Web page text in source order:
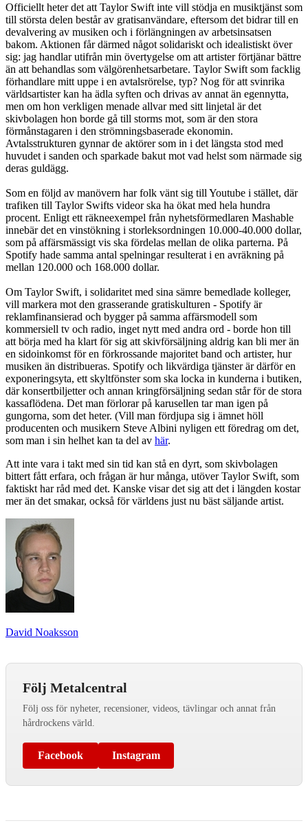
Officiellt heter det att Taylor Swift inte vill stödja en musiktjänst som
till största delen består av gratisanvändare, eftersom det bidrar till en
devalvering av musiken och i förlängningen av arbetsinsatsen
bakom. Aktionen får därmed något solidariskt och idealistiskt över
sig: jag handlar utifrån min övertygelse om att artister förtjänar bättre
än att behandlas som välgörenhetsarbetare. Taylor Swift som facklig
förhandlare mitt uppe i en avtalsrörelse, typ? Nog för att svinrika
världsartister kan ha ädla syften och drivas av annat än egennytta,
men om hon verkligen menade allvar med sitt linjetal är det
skivbolagen hon borde gå till storms mot, som är den stora
förmånstagaren i den strömningsbaserade ekonomin.
Avtalsstrukturen gynnar de aktörer som in i det längsta stod med
huvudet i sanden och sparkade bakut mot vad helst som närmade sig
deras guldägg.
Som en följd av manövern har folk vänt sig till Youtube i stället, där
trafiken till Taylor Swifts videor ska ha ökat med hela hundra
procent. Enligt ett räkneexempel från nyhetsförmedlaren Mashable
innebär det en vinstökning i storleksordningen 10.000-40.000 dollar,
som på affärsmässigt vis ska fördelas mellan de olika parterna. På
Spotify hade samma antal spelningar resulterat i en avräkning på
mellan 120.000 och 168.000 dollar.
Om Taylor Swift, i solidaritet med sina sämre bemedlade kolleger,
vill markera mot den grasserande gratiskulturen - Spotify är
reklamfinansierad och bygger på samma affärsmodell som
kommersiell tv och radio, inget nytt med andra ord - borde hon till
att börja med ha klart för sig att skivförsäljning aldrig kan bli mer än
en sidoinkomst för en förkrossande majoritet band och artister, hur
musiken än distribueras. Spotify och likvärdiga tjänster är därför en
exponeringsyta, ett skyltfönster som ska locka in kunderna i butiken,
där konsertbiljetter och annan kringförsäljning sedan står för de stora
kassaflödena. Det man förlorar på karusellen tar man igen på
gungorna, som det heter. (Vill man fördjupa sig i ämnet höll
producenten och musikern Steve Albini nyligen ett föredrag om det,
som man i sin helhet kan ta del av här.
Att inte vara i takt med sin tid kan stå en dyrt, som skivbolagen
bittert fått erfara, och frågan är hur många, utöver Taylor Swift, som
faktiskt har råd med det. Kanske visar det sig att det i längden kostar
mer än det smakar, också för världens just nu bäst säljande artist.
David Noaksson
Följ Metalcentral
Följ oss för nyheter, recensioner, videos, tävlingar och annat från
hårdrockens värld.
Facebook Instagram